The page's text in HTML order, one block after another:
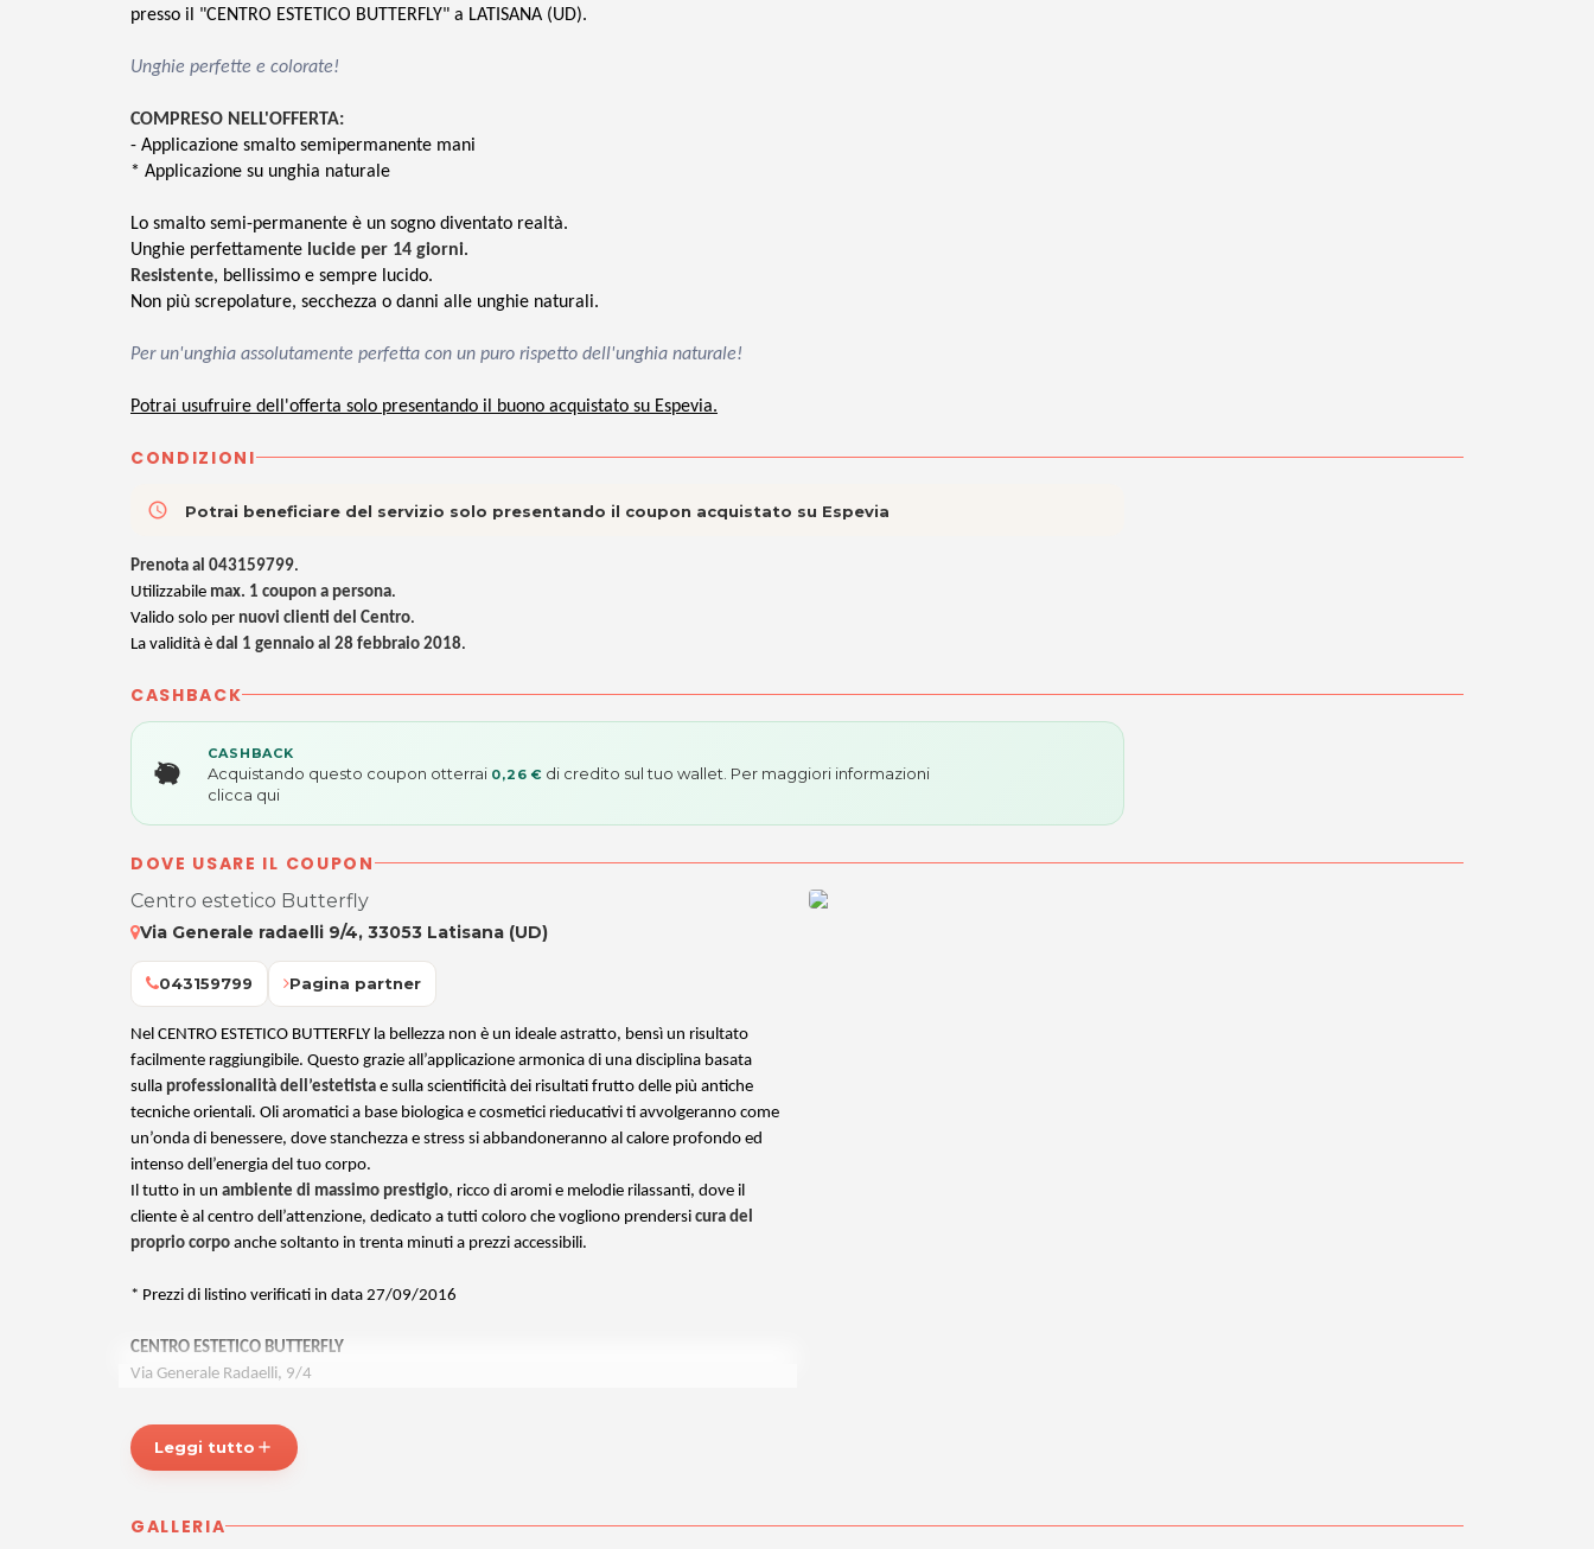
presso il "CENTRO ESTETICO BUTTERFLY" a LATISANA (UD).
Unghie perfette e colorate!
COMPRESO NELL'OFFERTA:
- Applicazione smalto semipermanente mani
* Applicazione su unghia naturale
Lo smalto semi-permanente è un sogno diventato realtà.
Unghie perfettamente lucide per 14 giorni.
Resistente, bellissimo e sempre lucido.
Non più screpolature, secchezza o danni alle unghie naturali.
Per un'unghia assolutamente perfetta con un puro rispetto dell'unghia naturale!
Potrai usufruire dell'offerta solo presentando il buono acquistato su Espevia.
CONDIZIONI
access_time Potrai beneficiare del servizio solo presentando il coupon acquistato su Espevia
Prenota al 043159799.
Utilizzabile max. 1 coupon a persona.
Valido solo per nuovi clienti del Centro.
La validità è dal 1 gennaio al 28 febbraio 2018.
CASHBACK
CASHBACK
Acquistando questo coupon otterrai 0,26 € di credito sul tuo wallet. Per maggiori informazioni
clicca qui
DOVE USARE IL COUPON
Centro estetico Butterfly
Via Generale radaelli 9/4, 33053 Latisana (UD)
043159799 Pagina partner
Nel CENTRO ESTETICO BUTTERFLY la bellezza non è un ideale astratto, bensì un risultato
facilmente raggiungibile. Questo grazie all’applicazione armonica di una disciplina basata
sulla professionalità dell’estetista e sulla scientificità dei risultati frutto delle più antiche
tecniche orientali. Oli aromatici a base biologica e cosmetici rieducativi ti avvolgeranno come
un’onda di benessere, dove stanchezza e stress si abbandoneranno al calore profondo ed
intenso dell’energia del tuo corpo.
Il tutto in un ambiente di massimo prestigio, ricco di aromi e melodie rilassanti, dove il
cliente è al centro dell’attenzione, dedicato a tutti coloro che vogliono prendersi cura del
proprio corpo anche soltanto in trenta minuti a prezzi accessibili.
* Prezzi di listino verificati in data 27/09/2016
CENTRO ESTETICO BUTTERFLY
Via Generale Radaelli, 9/4
P.IVA 02415130307
Tel. 043159799
Leggi tutto add
GALLERIA